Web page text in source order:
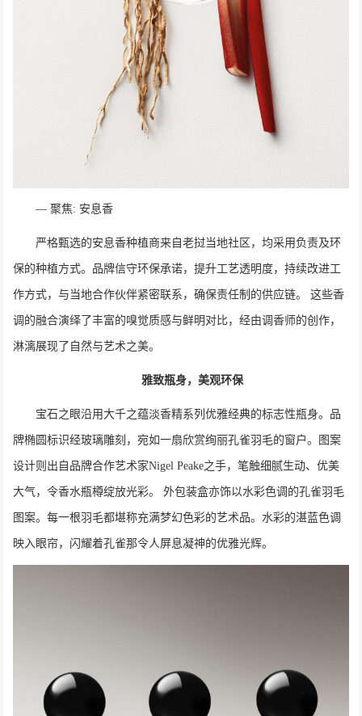
― 聚焦: 安息香
严格甄选的安息香种植商来自老挝当地社区，均采用负责及环
保的种植方式。品牌信守环保承诺，提升工艺透明度，持续改进工
作方式，与当地合作伙伴紧密联系，确保责任制的供应链。 这些香
调的融合演绎了丰富的嗅觉质感与鲜明对比，经由调香师的创作，
淋漓展现了自然与艺术之美。
雅致瓶身，美观环保
宝石之眼沿用大千之蕴淡香精系列优雅经典的标志性瓶身。品
牌椭圆标识经玻璃雕刻，宛如一扇欣赏绚丽孔雀羽毛的窗户。图案
设计则出自品牌合作艺术家Nigel Peake之手，笔触细腻生动、优美
大气，令香水瓶樽绽放光彩。 外包装盒亦饰以水彩色调的孔雀羽毛
图案。每一根羽毛都堪称充满梦幻色彩的艺术品。水彩的湛蓝色调
映入眼帘，闪耀着孔雀那令人屏息凝神的优雅光辉。